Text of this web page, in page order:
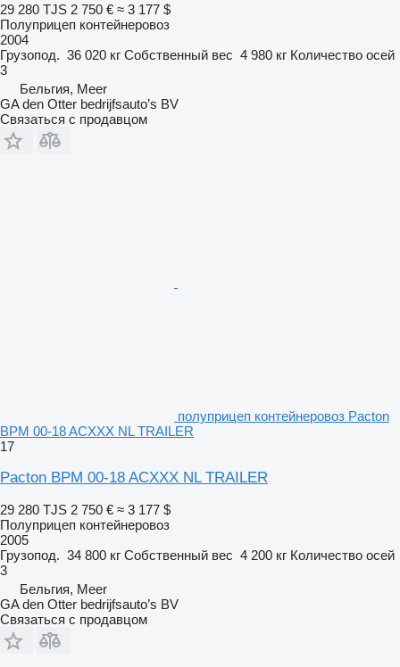
29 280 TJS 2 750 € ≈ 3 177 $
Полуприцеп контейнеровоз
2004
Грузопод. 36 020 кг Собственный вес 4 980 кг Количество осей
3
Бельгия, Meer
GA den Otter bedrijfsauto’s BV
Связаться с продавцом
полуприцеп контейнеровоз Pacton
BPM 00-18 ACXXX NL TRAILER
17
Pacton BPM 00-18 ACXXX NL TRAILER
29 280 TJS 2 750 € ≈ 3 177 $
Полуприцеп контейнеровоз
2005
Грузопод. 34 800 кг Собственный вес 4 200 кг Количество осей
3
Бельгия, Meer
GA den Otter bedrijfsauto’s BV
Связаться с продавцом